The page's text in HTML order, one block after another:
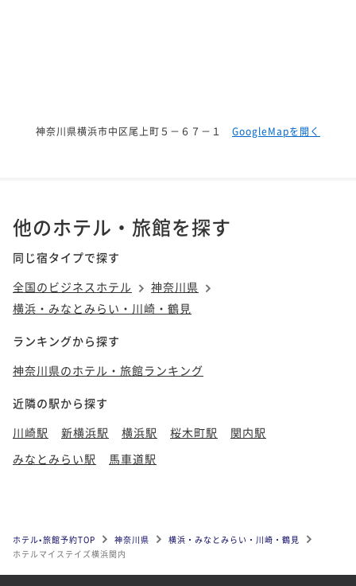
神奈川県横浜市中区尾上町５－６７－１ GoogleMapを開く
他のホテル・旅館を探す
同じ宿タイプで探す
全国のビジネスホテル
神奈川県
横浜・みなとみらい・川崎・鶴見
ランキングから探す
神奈川県のホテル・旅館ランキング
近隣の駅から探す
川崎駅
新横浜駅 横浜駅 桜木町駅
関内駅
みなとみらい駅
馬車道駅
ホテル•旅館予約TOP 神奈川県
横浜・みなとみらい・川崎・鶴見
ホテルマイステイズ横浜関内